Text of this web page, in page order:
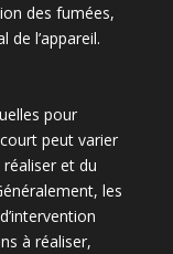
des fumées,
de l’appareil.
pour
peut varier
et du
les
à réaliser,